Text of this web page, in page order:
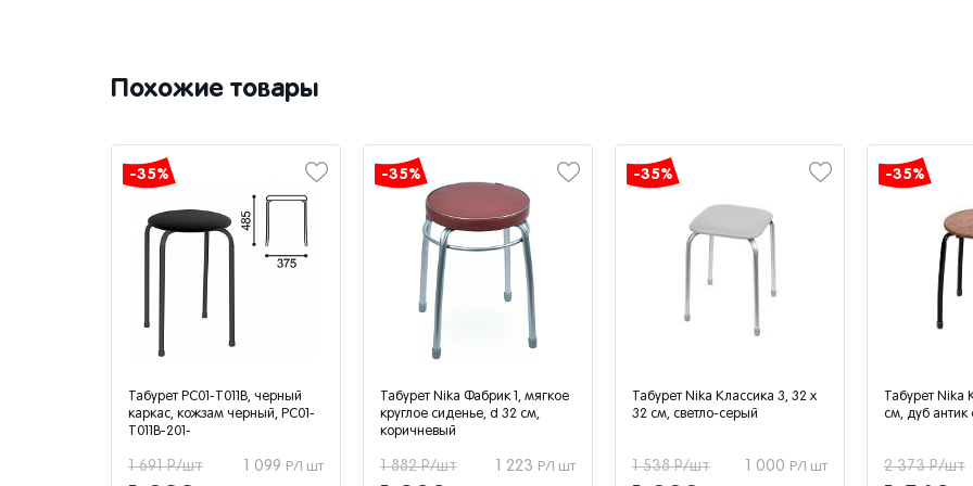
Похожие товары
-35%
Табурет РС01-Т011В, черный
каркас, кожзам черный, РС01-
Т011В-201-
1 099 Р/1 шт
1 691 Р/шт
-35%
Табурет Nika Фабрик 1, мягкое
круглое сиденье, d 32 см,
коричневый
1 223 Р/1 шт
1 882 Р/шт
-35%
Табурет Nika Классика 3, 32 x
32 см, светло-серый
1 000 Р/1 шт
1 538 Р/шт
-35%
Табурет Nika
см, дуб антик
2 373 Р/шт